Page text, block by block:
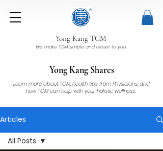
Yong Kang TCM
We make TCM simple and closer to you
Yong Kang Shares
Learn more about TCM, health tips from Physicians, and
how TCM can help with your holistic wellness.
Articles
All Posts